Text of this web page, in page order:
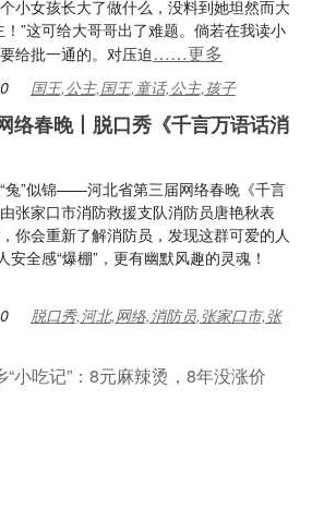
小女孩长大了做什么，没料到她坦然而大
”这可给大哥哥出了难题。倘若在我读小
给批一通的。对压迫……更多
国王,公主,国王,童话,公主,孩子
络春晚丨脱口秀《千言万语话消
兔”似锦——河北省第三届网络春晚《千言
张家口市消防救援支队消防员唐艳秋表
你会重新了解消防员，发现这群可爱的人
安全感“爆棚”，更有幽默风趣的灵魂！
脱口秀,河北,网络,消防员,张家口市,张